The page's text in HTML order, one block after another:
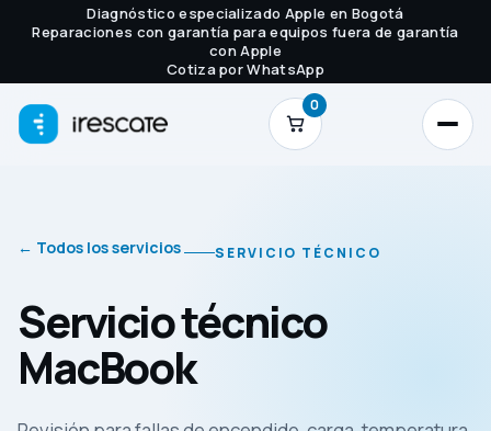
Diagnóstico especializado Apple en Bogotá
Reparaciones con garantía para equipos fuera de garantía
con Apple
Cotiza por WhatsApp
0
← Todos los servicios SERVICIO TÉCNICO
Servicio técnico
MacBook